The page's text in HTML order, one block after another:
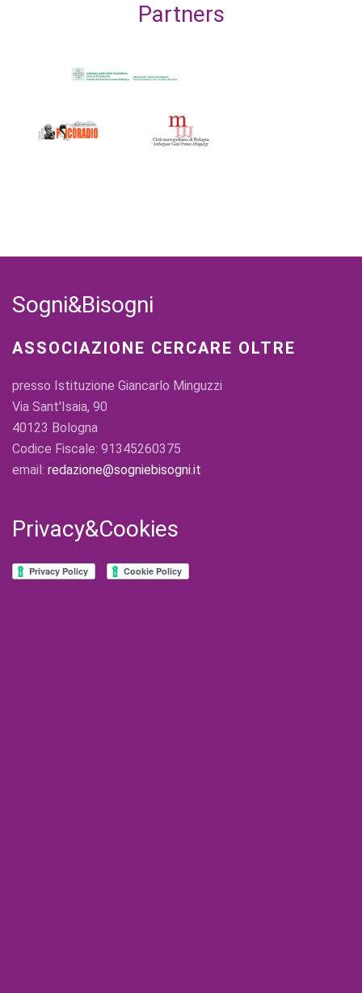
Partners
Sogni&Bisogni
ASSOCIAZIONE CERCARE OLTRE
presso Istituzione Giancarlo Minguzzi
Via Sant'Isaia, 90
40123 Bologna
Codice Fiscale: 91345260375
email: redazione@sogniebisogni.it
Privacy&Cookies